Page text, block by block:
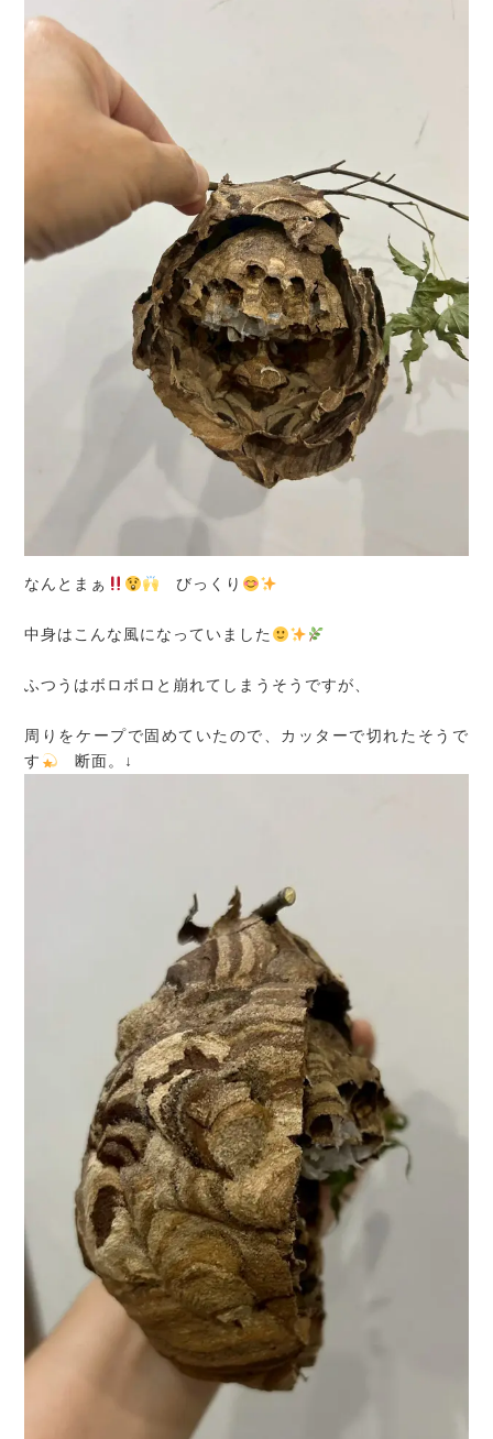
なんとまぁ びっくり
中身はこんな風になっていました
ふつうはボロボロと崩れてしまうそうですが、
周りをケープで固めていたので、カッターで切れたそうで
す
断面。↓